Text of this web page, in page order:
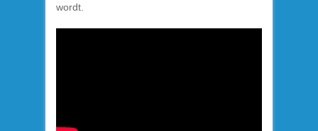
wordt.